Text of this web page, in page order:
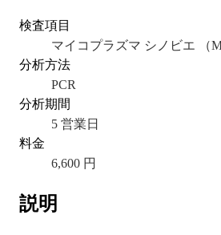
検査項目
マイコプラズマ シノビエ （
分析方法
PCR
分析期間
5 営業日
料金
6,600 円
説明